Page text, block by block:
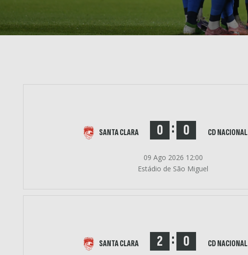
SANTA CLARA 0 : 0 CD NACIONAL
09 Ago 2026 12:00
Estádio de São Miguel
SANTA CLARA 2 : 0 CD NACIONAL